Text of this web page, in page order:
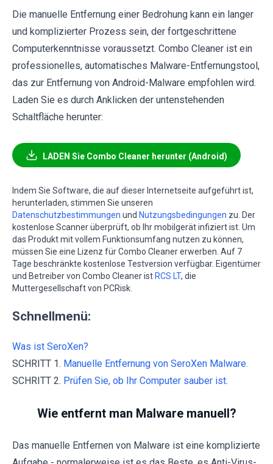
Die manuelle Entfernung einer Bedrohung kann ein langer
und komplizierter Prozess sein, der fortgeschrittene
Computerkenntnisse voraussetzt. Combo Cleaner ist ein
professionelles, automatisches Malware-Entfernungstool,
das zur Entfernung von Android-Malware empfohlen wird.
Laden Sie es durch Anklicken der untenstehenden
Schaltfläche herunter:
LADEN Sie Combo Cleaner herunter (Android)
Indem Sie Software, die auf dieser Internetseite aufgeführt ist,
herunterladen, stimmen Sie unseren
Datenschutzbestimmungen und Nutzungsbedingungen zu. Der
kostenlose Scanner überprüft, ob Ihr mobilgerät infiziert ist. Um
das Produkt mit vollem Funktionsumfang nutzen zu können,
müssen Sie eine Lizenz für Combo Cleaner erwerben. Auf 7
Tage beschränkte kostenlose Testversion verfügbar. Eigentümer
und Betreiber von Combo Cleaner ist RCS LT, die
Muttergesellschaft von PCRisk.
Schnellmenü:
Was ist SeroXen?
SCHRITT 1. Manuelle Entfernung von SeroXen Malware.
SCHRITT 2. Prüfen Sie, ob Ihr Computer sauber ist.
Wie entfernt man Malware manuell?
Das manuelle Entfernen von Malware ist eine komplizierte